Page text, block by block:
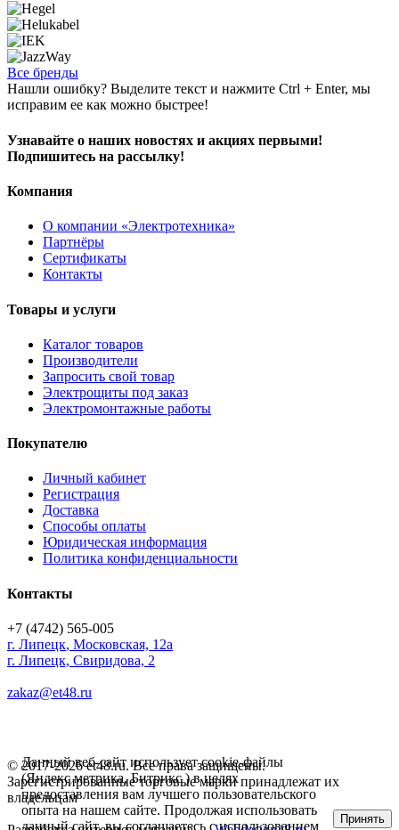
Все бренды
Нашли ошибку? Выделите текст и нажмите Ctrl + Enter, мы
исправим ее как можно быстрее!
Узнавайте о наших новостях и акциях первыми!
Подпишитесь на рассылку!
Компания
О компании «Электротехника»
Партнёры
Сертификаты
Контакты
Товары и услуги
Каталог товаров
Производители
Запросить свой товар
Электрощиты под заказ
Электромонтажные работы
Покупателю
Личный кабинет
Регистрация
Доставка
Способы оплаты
Юридическая информация
Политика конфиденциальности
Контакты
+7 (4742) 565-005
г. Липецк, Московская, 12а
г. Липецк, Свиридова, 2
zakaz@et48.ru
© 2017-2026 et48.ru. Все права защищены.
Зарегистрированные торговые марки принадлежат их
владельцам
Данный веб-сайт использует cookie-файлы
(Яндекс метрика, Битрикс ) в целях
предоставления вам лучшего пользовательского
опыта на нашем сайте. Продолжая использовать
данный сайт, вы соглашаетесь с использованием
Принять